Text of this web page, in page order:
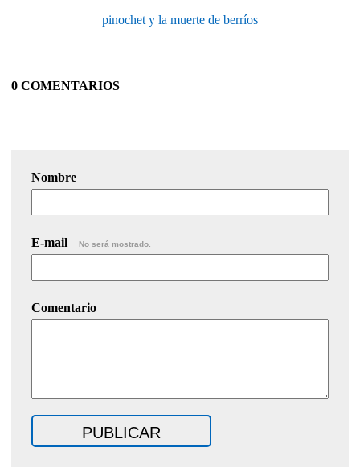
pinochet y la muerte de berríos
0 COMENTARIOS
Nombre
E-mail No será mostrado.
Comentario